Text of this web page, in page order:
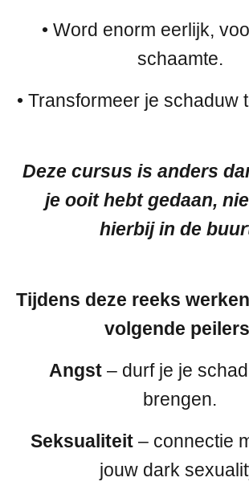
• Word enorm eerlijk,
schaamte.
• Transformeer je schaduw
Deze cursus is anders
je ooit hebt gedaan,
hierbij in de
Tijdens deze reeks
volgende
Angst– durf je je
brengen.
Seksualiteit– connectie
jouw dark